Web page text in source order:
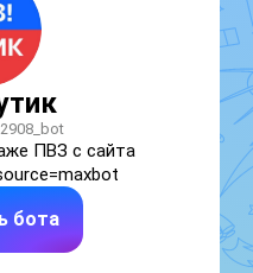
ПВЗ с сайта
бота